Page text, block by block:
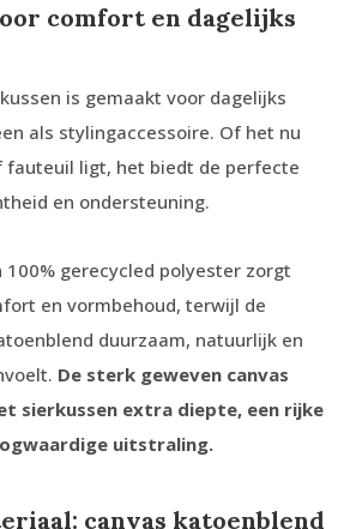
comfort en dagelijks
is gemaakt voor dagelijks
als stylingaccessoire. Of het nu
fauteuil ligt, het biedt de perfecte
en ondersteuning.
100% gerecycled polyester zorgt
en vormbehoud, terwijl de
duurzaam, natuurlijk en
De sterk geweven canvas
sierkussen extra diepte, een rijke
uitstraling.
canvas katoenblend